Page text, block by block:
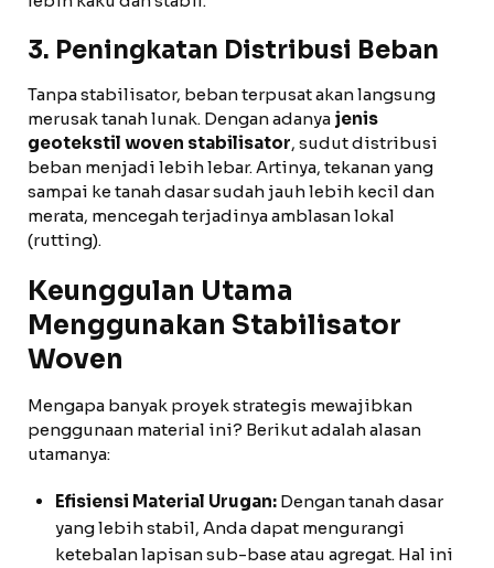
3. Peningkatan Distribusi Beban
Tanpa stabilisator, beban terpusat akan langsung
merusak tanah lunak. Dengan adanya jenis
geotekstil woven stabilisator, sudut distribusi
beban menjadi lebih lebar. Artinya, tekanan yang
sampai ke tanah dasar sudah jauh lebih kecil dan
merata, mencegah terjadinya amblasan lokal
(rutting).
Keunggulan Utama
Menggunakan Stabilisator
Woven
Mengapa banyak proyek strategis mewajibkan
penggunaan material ini? Berikut adalah alasan
utamanya:
Efisiensi Material Urugan: Dengan tanah dasar
yang lebih stabil, Anda dapat mengurangi
ketebalan lapisan sub-base atau agregat. Hal ini